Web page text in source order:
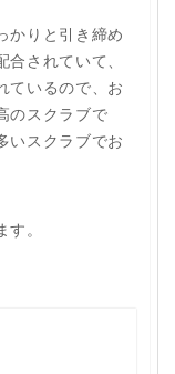
かりと引き締め
されていて、
ているので、お
のスクラブで
いスクラブでお
。